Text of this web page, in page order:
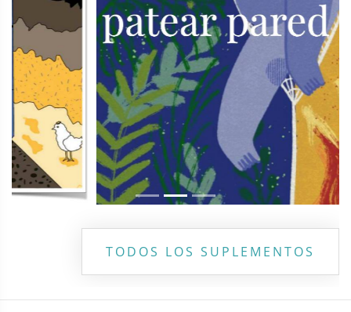
TODOS LOS SUPLEMENTOS